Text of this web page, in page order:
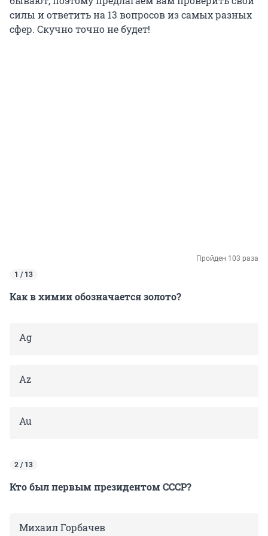
силы и ответить на 13 вопросов из самых разных
сфер. Скучно точно не будет!
Пройден 103 раза
1 / 13
Как в химии обозначается золото?
Ag
Az
Au
2 / 13
Кто был первым президентом СССР?
Михаил Горбачев